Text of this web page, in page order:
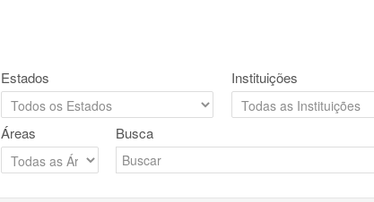
Estados Instituições
Áreas Busca